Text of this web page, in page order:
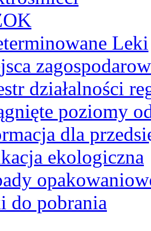
Leki
działalności
poziomy
dla
ekologiczna
do pobrania